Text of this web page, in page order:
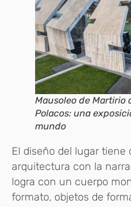
Mausoleo de Martirio
Polacos: una
mundo
El diseño del lugar
arquitectura con la
logra con un cuerpo
formato, objetos de